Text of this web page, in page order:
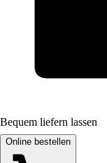
Bequem liefern lassen
Online bestellen